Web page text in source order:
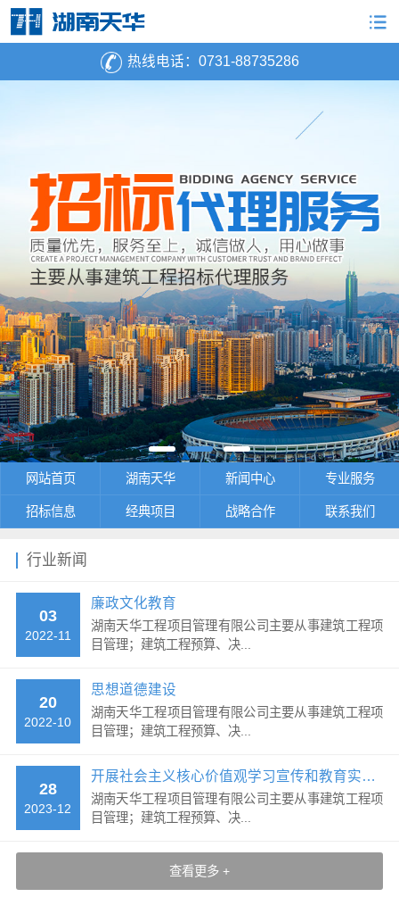
热线电话： 0731-88735286
网站首页 湖南天华 新闻中心 专业服务
招标信息 经典项目 战略合作 联系我们
行业新闻
03
2022-11
廉政文化教育
湖南天华工程项目管理有限公司主要从事建筑工程项
目管理；建筑工程预算、决...
20
2022-10
思想道德建设
湖南天华工程项目管理有限公司主要从事建筑工程项
目管理；建筑工程预算、决...
28
2023-12
开展社会主义核心价值观学习宣传和教育实践活动
湖南天华工程项目管理有限公司主要从事建筑工程项
目管理；建筑工程预算、决...
查看更多 +